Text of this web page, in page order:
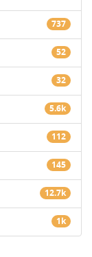
737
52
32
5.6k
112
145
12.7k
1k